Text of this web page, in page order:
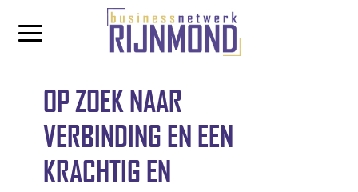
OP ZOEK NAAR
VERBINDING EN EEN
KRACHTIG EN